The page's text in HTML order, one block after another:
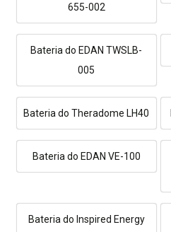
655-002
Bateria do EDAN TWSLB-
005
Bateria do Theradome LH40
Bateria do EDAN VE-100
Bateria do Inspired Energy